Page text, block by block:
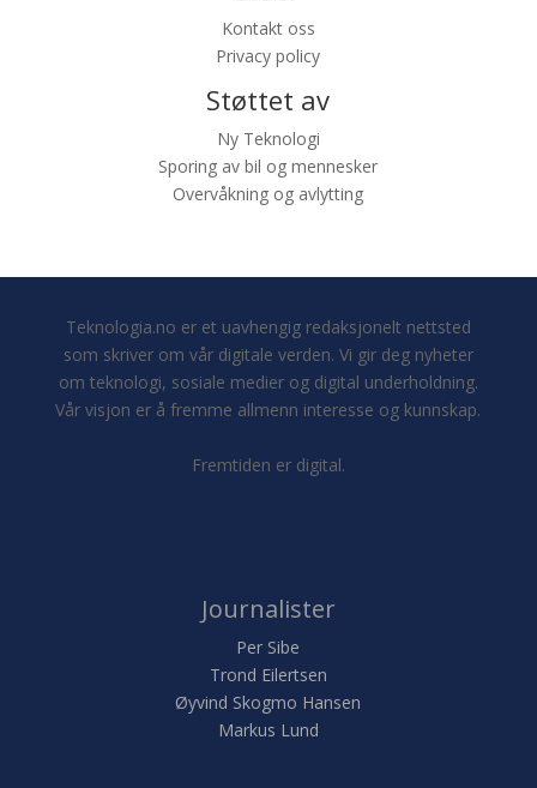
Kontakt oss
Privacy policy
Støttet av
Ny Teknologi
Sporing av bil og mennesker
Overvåkning og avlytting
Teknologia.no er et uavhengig redaksjonelt nettsted
som skriver om vår digitale verden. Vi gir deg nyheter
om teknologi, sosiale medier og digital underholdning.
Vår visjon er å fremme allmenn interesse og kunnskap.
Fremtiden er digital.
Journalister
Per Sibe
Trond Eilertsen
Øyvind Skogmo Hansen
Markus Lund